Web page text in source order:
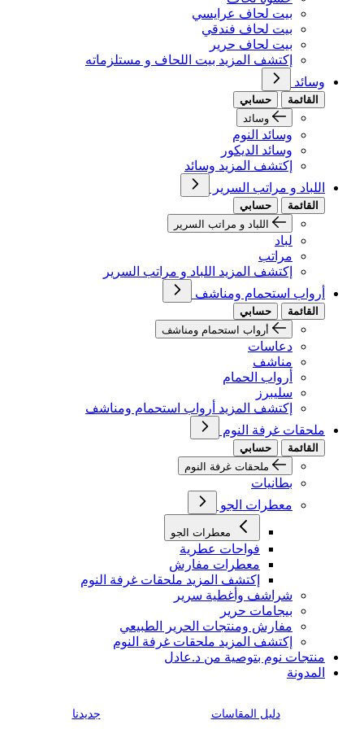
بيت لحاف عرايسي
بيت لحاف فندقي
بيت لحاف حرير
إكتشف المزيد بيت اللحاف و مستلزماته
وسائد
القائمة
حسابي
وسائد
وسائد النوم
وسائد الديكور
إكتشف المزيد وسائد
اللباد و مراتب السرير
القائمة
حسابي
اللباد و مراتب السرير
لباد
مراتب
إكتشف المزيد اللباد و مراتب السرير
أرواب استحمام ومناشف
القائمة
حسابي
أرواب استحمام ومناشف
دعاسات
مناشف
أرواب الحمام
سليبرز
إكتشف المزيد أرواب استحمام ومناشف
ملحقات غرفة النوم
القائمة
حسابي
ملحقات غرفة النوم
بطانيات
معطرات الجو
معطرات الجو
فواحات عطرية
معطرات مفارش
إكتشف المزيد ملحقات غرفة النوم
شراشف وأغطية سرير
بيجامات حرير
مفارش ومنتجات الحرير الطبيعي
إكتشف المزيد ملحقات غرفة النوم
منتجات نوم بتوصية من د.عادل
المدونة
دليل المقاسات جديدنا